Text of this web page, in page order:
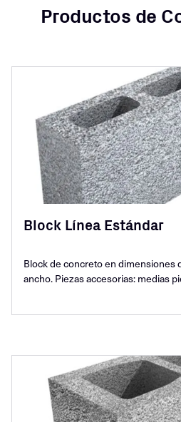
Productos de
Block Línea Estándar
Block de concreto en dimensiones
ancho. Piezas accesorias: medias